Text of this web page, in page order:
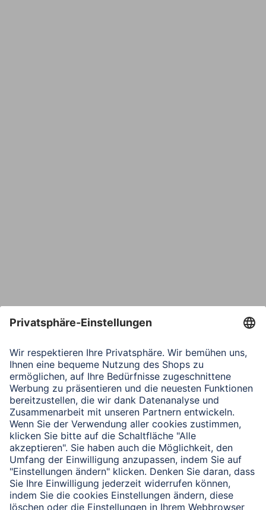
Verbleibende Zeichen: 1000/ 1000
Senden
Mit Absenden des Formulars bestätigen Sie, dass Sie unsere